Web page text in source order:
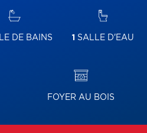
DE BAINS 1 SALLE D'EAU
FOYER AU BOIS